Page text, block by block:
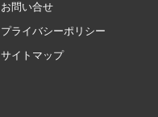
お問い合せ
プライバシーポリシー
サイトマップ